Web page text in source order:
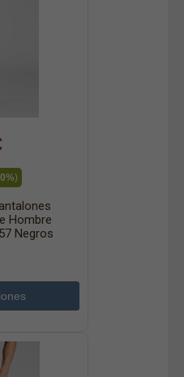
)
Hombre
Negros